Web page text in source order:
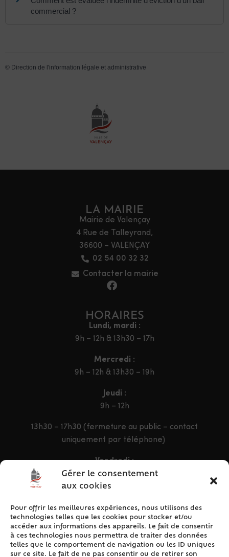
Gérer le consentement
aux cookies
Pour offrir les meilleures expériences, nous utilisons des
technologies telles que les cookies pour stocker et/ou
accéder aux informations des appareils. Le fait de consentir
à ces technologies nous permettra de traiter des données
telles que le comportement de navigation ou les ID uniques
sur ce site. Le fait de ne pas consentir ou de retirer son
commercial ?
© Direction de l'information légale et administrative
LA MAIRIE
Mairie de Valençay
4 Rue de Talleyrand,
36600 – VALENÇAY
02 54 00 32 32
Contacter la mairie
HORAIRES
Lundi, mardi :
9h – 12h & 13h30 – 17h
Mercredi :
9h – 12h & 13h30 – 19h
Jeudi :
9h – 12h
13h30 – 17h30 (fermeture au public – contact
uniquement par téléphone)
Vendredi :
9h – 12h & 13h30 – 16h30
ACCÈS RAPIDE
Accueil
Contact
Plan du site